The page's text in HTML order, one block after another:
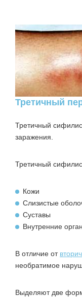
Третичный
Третичный сифилис
заражения.
Третичный
Кожи
Слизистые
Суставы
Внутренние
В отличие от
необратимое
Выделяют две